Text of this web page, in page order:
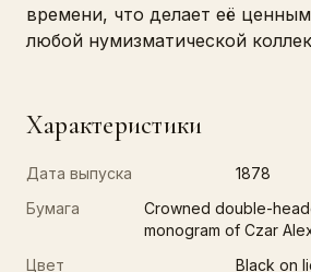
времени, что делает её
любой нумизматической
Характеристики
Дата выпуска
1878
Бумага
Crowned double-
monogram of Czar
Цвет
Black on